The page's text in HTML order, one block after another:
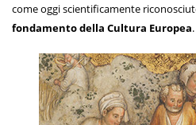
come oggi scientificamente
fondamento della Cultura Europea.